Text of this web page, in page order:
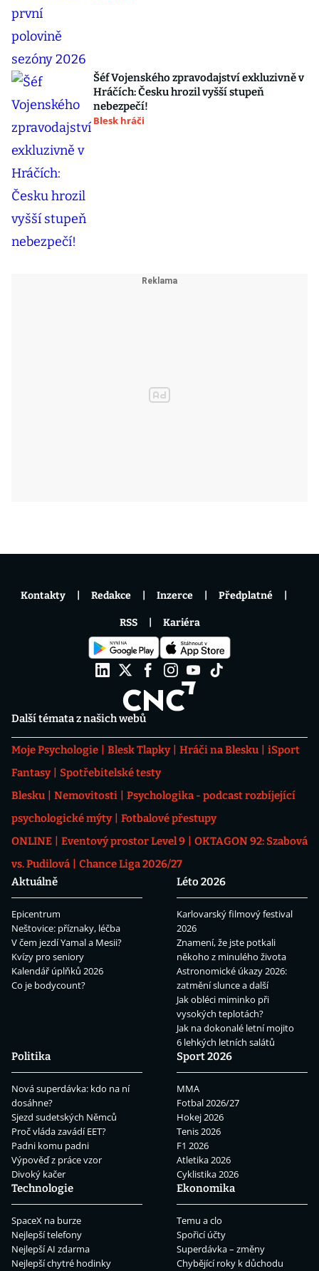
Šéf Vojenského zpravodajství exkluzivně v
Hráčích: Česku hrozil vyšší stupeň
nebezpečí!
Blesk hráči
Další témata z našich webů
Moje Psychologie Blesk Tlapky Hráči na Blesku
iSport
Fantasy
Spotřebitelské testy
Blesku
Nemovitosti
Psychologika - podcast rozbíjející
psychologické mýty
Fotbalové přestupy
ONLINE
Eventový prostor Level 9
OKTAGON 92: Szabová
vs. Pudilová
Chance Liga 2026/27
Aktuálně
Epicentrum
Neštovice: příznaky, léčba
V čem jezdí Yamal a Mesii?
Kvízy pro seniory
Kalendář úplňků 2026
Co je bodycount?
Léto 2026
Karlovarský filmový festival
2026
Znamení, že jste potkali
někoho z minulého života
Astronomické úkazy 2026:
zatmění slunce a další
Jak obléci miminko při
vysokých teplotách?
Jak na dokonalé letní mojito
6 lehkých letních salátů
Politika
Nová superdávka: kdo na ní
dosáhne?
Sjezd sudetských Němců
Proč vláda zavádí EET?
Padni komu padni
Výpověď z práce vzor
Divoký kačer
Sport 2026
MMA
Fotbal 2026/27
Hokej 2026
Tenis 2026
F1 2026
Atletika 2026
Cyklistika 2026
Technologie
SpaceX na burze
Nejlepší telefony
Nejlepší AI zdarma
Nejlepší chytré hodinky
Ekonomika
Temu a clo
Spořicí účty
Superdávka – změny
Chybějící roky k důchodu
Kontakty Redakce Inzerce Předplatné
RSS Kariéra